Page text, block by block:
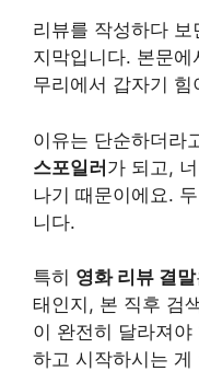
리뷰를 작성하다
지막입니다. 본문
무리에서 갑자기
이유는 단순하더라
스포일러가 되고,
나기 때문이에요.
니다.
특히 영화 리뷰 결말
태인지, 본 직후 검
이 완전히 달라져
하고 시작하시는 게